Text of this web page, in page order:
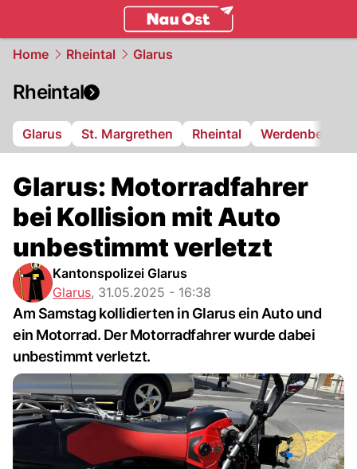
Home Rheintal Glarus
Rheintal
Glarus St. Margrethen Rheintal Werdenberg
Glarus: Motorradfahrer
bei Kollision mit Auto
unbestimmt verletzt
Kantonspolizei Glarus
Glarus, 31.05.2025 - 16:38
Am Samstag kollidierten in Glarus ein Auto und
ein Motorrad. Der Motorradfahrer wurde dabei
unbestimmt verletzt.